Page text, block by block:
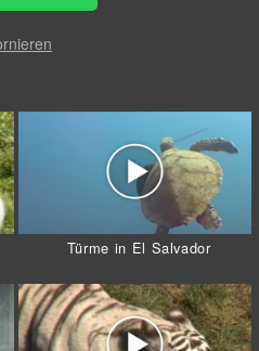
Türme in El Salvador